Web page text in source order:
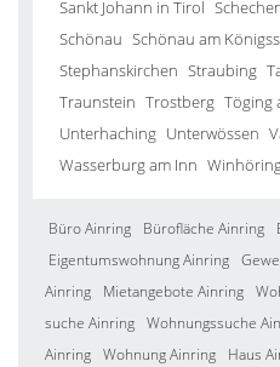
Sankt Johann in Tirol
Schönau Schönau am
Stephanskirchen Straubing
Traunstein Trostberg Töging
Unterhaching Unterwössen
Wasserburg am Inn
Büro Ainring Bürofläche Ainring
Eigentumswohnung Ainring
Ainring
Mietangebote Ainring
suche Ainring Wohnungssuche
Ainring Wohnung Ainring Haus